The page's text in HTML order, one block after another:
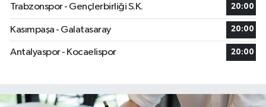
Trabzonspor - Gençlerbirliği S.K. 20:00
Kasımpaşa - Galatasaray 20:00
Antalyaspor - Kocaelispor 20:00